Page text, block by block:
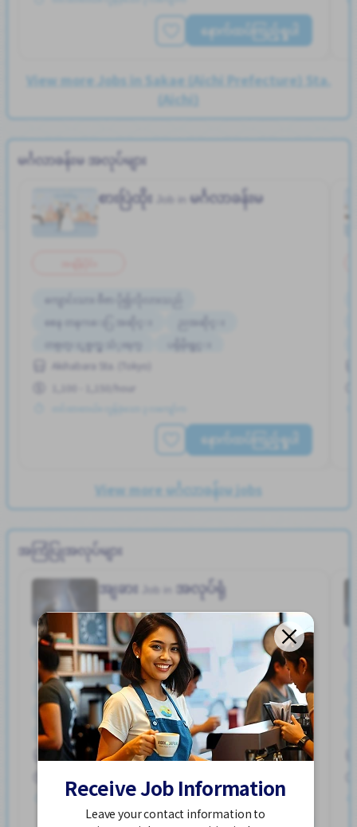
နောက်ထပ်ကြည့်ရှုပါ
View more Jobs in Sakae (Aichi Prefecture) Sta.
(Aichi)
မင်္ဂလာခန်းမ အလုပ်များ
စားပြဲထိုး မင်္ဂလာခန်းမ
ကျောင်းသား ဗီဇာ ပို၍လိုလားသည်
စေန တနဂၤေႏြ အဆိုင္း
ညအဆိုင္း
တစ္ပတ္ႏွစ္ရက္မွ သံုးရက္
ပရိုမိုးရွင္း
ဘူတာႏွင့္နီးေသာ
Akihabara Sta. (Tokyo)
1,100 - 1,150/hour
နောက်ထပ်ကြည့်ရှုပါ
View more မင်္ဂလာခန်းမ jobs
အကြံပြုအလုပ်များ
အျခား အလုပ်ရုံ
အချိန်ပြည့်
ကားပါကင္ရွိျခင္း
စက္ဘီးထားရန္ေနရာရွိျခင္း
ထမင်းကျွေးမည်
ဘူတာႏွင့္နီးေသာ
ဘောနပ်စ်
လမ္းစရိတ္ေပးသည္
အဆောင်တစ်စိတ်တစ်ပိုင်းဖုံးလွှမ်း
အမျိုးသမီး ပို၍လိုလားသည်
အမျိုးသား ပို၍လိုလားသည်
Hayuka Sta. (Kagawa)
တင်ထားတယ်။ လွန်ခဲ့တဲ့ ၂ ပတ်လောက်ကပါ။
Receive Job Information
Leave your contact information to